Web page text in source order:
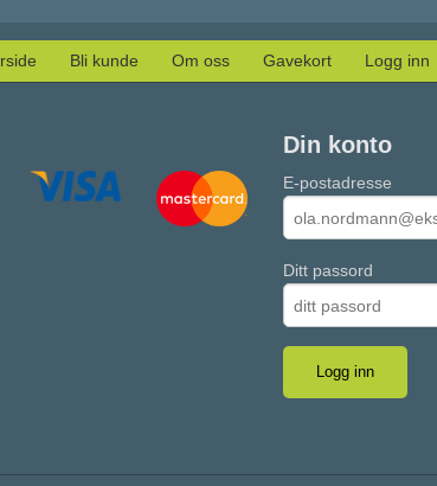
Bli kunde Om oss Gavekort Logg inn
Din konto
E-postadresse
Ditt passord